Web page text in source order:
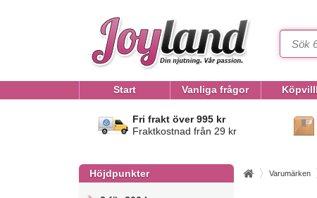
Start Vanliga frågor
Fri frakt över 995 kr
Fraktkostnad från 29 kr
Höjdpunkter Varumärken